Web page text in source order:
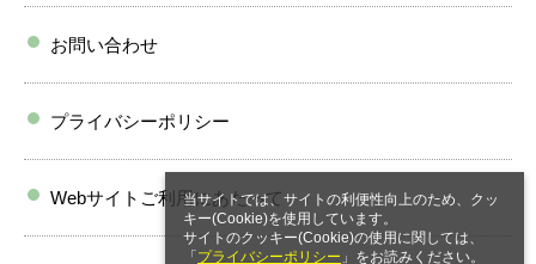
当サイトでは、サイトの利便性向上のため、クッ
キー(Cookie)を使用しています。
サイトのクッキー(Cookie)の使用に関しては、
「 プライバシーポリシー 」をお読みください。
お問い合わせ
プライバシーポリシー
Webサイトご利用にあたって